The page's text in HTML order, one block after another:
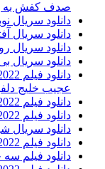
صدف کفش به
دانلود سریال
دانلود سریال
دانلود سریال
دانلود سریال
عجیب خلیج
دانلود فیلم Seoul Vibe 2022 حال و هوای سئول
دانلود فیلم Alienoid 2022 بیگانه
دانلود سریال
دانلود فیلم I Came By 2022 آمدم
دانلود فیلم